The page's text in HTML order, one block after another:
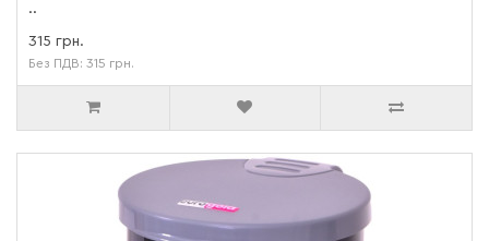
..
315 грн.
Без ПДВ: 315 грн.